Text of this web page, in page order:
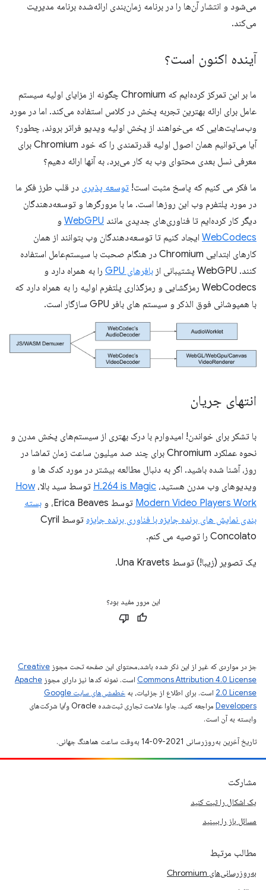
می‌شود و انتشار آن‌ها را در برنامه زمان‌بندی ارائه‌شده برنامه مدیریت
می‌کند.
آینده اکنون است؟
ما بر این تمرکز کرده‌ایم که Chromium چگونه از مزایای اولیه سیستم
عامل برای ارائه بهترین تجربه پخش در کلاس استفاده می‌کند. اما در مورد
وب‌سایت‌هایی که می‌خواهند از پخش اولیه ویدیو فراتر بروند، چطور؟
آیا می‌توانیم همان اصول اولیه قدرتمندی را که خود Chromium برای
معرفی نسل بعدی محتوای وب به کار می‌برد، به آنها ارائه دهیم؟
ما فکر می کنیم که پاسخ مثبت است! توسعه پذیری در قلب طرز فکر ما
در مورد پلتفرم وب این روزها است. ما با مرورگرها و توسعه‌دهندگان
دیگر کار کرده‌ایم تا فناوری‌های جدیدی مانند WebGPU و
WebCodecs ایجاد کنیم تا توسعه‌دهندگان وب بتوانند از همان
کارهای ابتدایی Chromium در هنگام صحبت با سیستم‌عامل استفاده
کنند. WebGPU پشتیبانی از
بافرهای GPU
را به همراه دارد و
WebCodecs رمزگشایی و رمزگذاری پلتفرم اولیه را به همراه دارد که
با همپوشانی فوق الذکر و سیستم های بافر GPU سازگار است.
انتهای جریان
با تشکر برای خواندن! امیدوارم با درک بهتری از سیستم‌های پخش مدرن و
نحوه عملکرد Chromium برای چند صد میلیون ساعت زمان تماشا در
روز، آشنا شده باشید. اگر به دنبال مطالعه بیشتر در مورد کدک ها و
ویدیوهای وب مدرن هستید، H.264 is Magic توسط سید بالا،How
Modern Video Players Work توسط Erica Beaves، و
بسته
بندی نمایش های برنده جایزه با فناوری برنده جایزه
توسط Cyril
Concolato را توصیه می کنم.
یک تصویر (زیبا!) توسط Una Kravets.
این مرور مفید بود؟
جز در مواردی که غیر از این ذکر شده باشد،‌محتوای این صفحه تحت مجوز Creative
Commons Attribution 4.0 License است. نمونه کدها نیز دارای مجوز Apache
2.0 License است. برای اطلاع از جزئیات، به
خطمشی‌های سایت Google
Developers‏
مراجعه کنید. جاوا علامت تجاری ثبت‌شده Oracle و/یا شرکت‌های
وابسته به آن است.
تاریخ آخرین به‌روزرسانی 2021-09-14 به‌وقت ساعت هماهنگ جهانی.
مشارکت
یک اشکال را ثبت کنید
مسائل باز را ببینید
مطالب مرتبط
به‌روزرسانی‌های Chromium